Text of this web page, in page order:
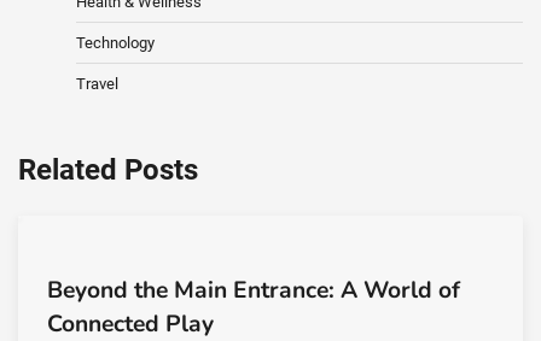
Technology
Travel
Related Posts
Beyond the Main Entrance: A World of
Connected Play